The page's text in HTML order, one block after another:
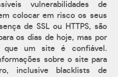
vulnerabilidades de
colocar em risco os seus
de SSL ou HTTPS, são
os dias de hoje, mas por
que um site é confiável.
sobre o site para
inclusive blacklists de